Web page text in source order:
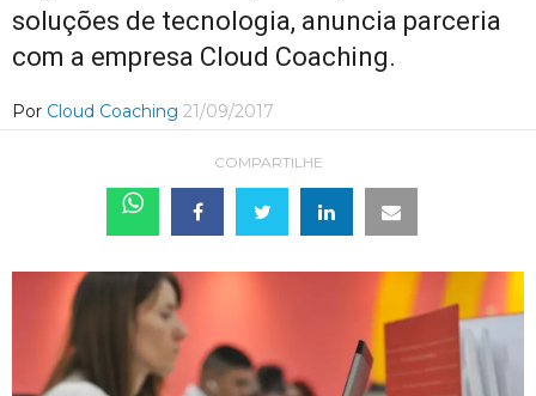
soluções de tecnologia, anuncia parceria
com a empresa Cloud Coaching.
Por Cloud Coaching 21/09/2017
COMPARTILHE